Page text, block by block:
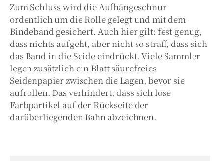
Zum Schluss wird die Aufhängeschnur
ordentlich um die Rolle gelegt und mit dem
Bindeband gesichert. Auch hier gilt: fest genug,
dass nichts aufgeht, aber nicht so straff, dass sich
das Band in die Seide eindrückt. Viele Sammler
legen zusätzlich ein Blatt säurefreies
Seidenpapier zwischen die Lagen, bevor sie
aufrollen. Das verhindert, dass sich lose
Farbpartikel auf der Rückseite der
darüberliegenden Bahn abzeichnen.